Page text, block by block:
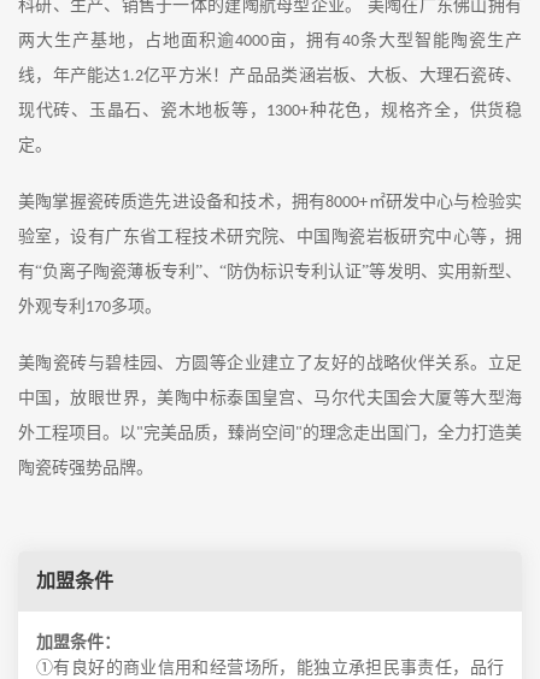
科研、生产、销售于一体的建陶航母型企业。 美陶在广东佛山拥有
两大生产基地，占地面积逾4000亩，拥有40条大型智能陶瓷生产
线，年产能达1.2亿平方米！产品品类 涵岩板、 大板、 大理石瓷砖、
现代砖、玉晶石、瓷木地板等， 1300+种花色，规格齐全 ， 供货稳
定。
美陶掌握瓷砖质造先进设备和技术，拥有8000+㎡研发中心与检验实
验室，设有广东省工程技术研究院、中国陶瓷岩板研究中心等，拥
有“负离子陶瓷薄板专利”、“防伪标识专利认证”等发明、实用新型、
外观专利 170多项。
美陶瓷砖与碧桂园、方圆等企业建立了友好的战略伙伴关系。立足
中国，放眼世界，美陶中标泰国皇宫、马尔代夫国会大厦等大型海
外工程项目 。以 "完美品质，臻尚空间 "的理念走出国门，全力打造美
陶瓷砖强势品牌。
加盟条件
加盟条件：
①有良好的商业信用和经营场所，能独立承担民事责任，品行